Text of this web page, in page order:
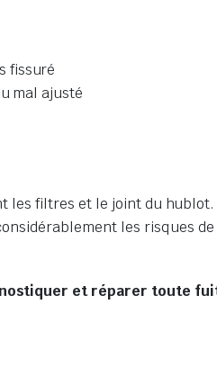
fissuré
mal ajusté
filtres et le joint du
les risques
et réparer toute